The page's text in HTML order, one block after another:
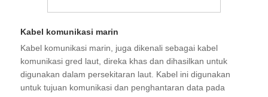
Kabel komunikasi marin
Kabel komunikasi marin, juga dikenali sebagai kabel
komunikasi gred laut, direka khas dan dihasilkan untuk
digunakan dalam persekitaran laut. Kabel ini digunakan
untuk tujuan komunikasi dan penghantaran data pada